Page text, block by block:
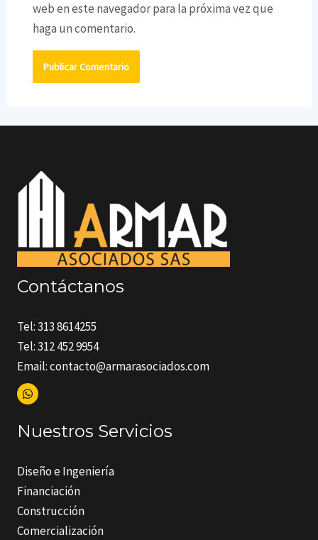
web en este navegador para la próxima vez que
haga un comentario.
Contáctanos
Tel: 313 8614255
Tel: 312 452 9954
Email: contacto@armarasociados.com
Nuestros Servicios
Diseño e Ingeniería
Financiación
Construcción
Comercialización